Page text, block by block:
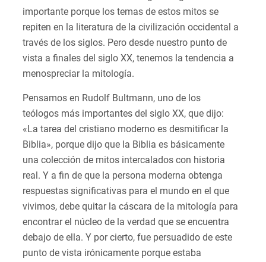
importante porque los temas de estos mitos se
repiten en la literatura de la civilización occidental a
través de los siglos. Pero desde nuestro punto de
vista a finales del siglo XX, tenemos la tendencia a
menospreciar la mitología.
Pensamos en Rudolf Bultmann, uno de los
teólogos más importantes del siglo XX, que dijo:
«La tarea del cristiano moderno es desmitificar la
Biblia», porque dijo que la Biblia es básicamente
una colección de mitos intercalados con historia
real. Y a fin de que la persona moderna obtenga
respuestas significativas para el mundo en el que
vivimos, debe quitar la cáscara de la mitología para
encontrar el núcleo de la verdad que se encuentra
debajo de ella. Y por cierto, fue persuadido de este
punto de vista irónicamente porque estaba